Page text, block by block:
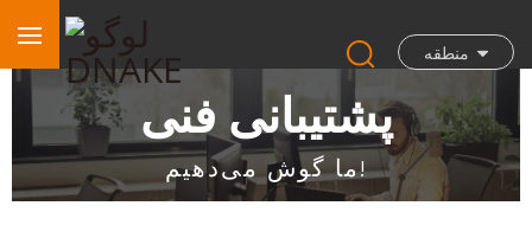
منطقه
پشتیبانی فنی
ما گوش می‌دهیم!